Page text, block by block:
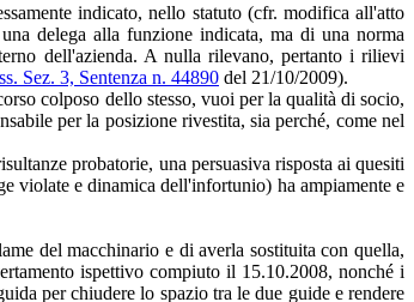
indicato, nello statuto (cfr. modifica all'atto
delega alla funzione indicata, ma di una norma
dell'azienda. A nulla rilevano, pertanto i rilievi
Sez. 3, Sentenza n. 44890 del 21/10/2009).
colposo dello stesso, vuoi per la qualità di socio,
per la posizione rivestita, sia perché, come nel
probatorie, una persuasiva risposta ai quesiti
violate e dinamica dell'infortunio) ha ampiamente e
del macchinario e di averla sostituita con quella,
ispettivo compiuto il 15.10.2008, nonché i
per chiudere lo spazio tra le due guide e rendere